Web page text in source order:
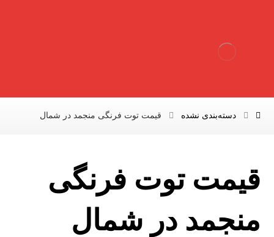
دسته‌بندی نشده قیمت توت فرنگی منجمد در شمال
قیمت توت فرنگی
منجمد در شمال